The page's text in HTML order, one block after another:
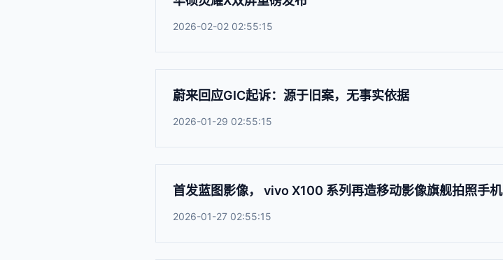
2026-02-02 02:55:15
蔚来回应GIC起诉：源于旧案，无事实依据
2026-01-29 02:55:15
首发蓝图影像， vivo X100 系列再造移动影像旗舰拍照手机
2026-01-27 02:55:15